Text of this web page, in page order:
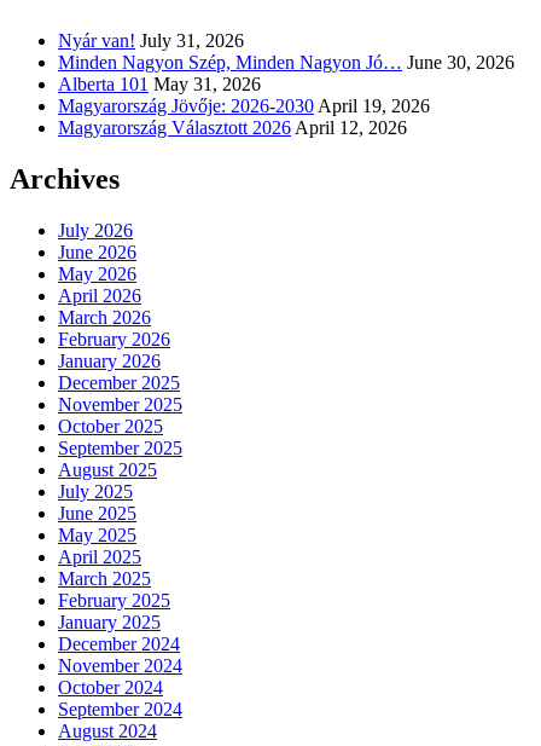
Nyár van! July 31, 2026
Minden Nagyon Szép, Minden Nagyon Jó… June 30, 2026
Alberta 101 May 31, 2026
Magyarország Jövője: 2026-2030 April 19, 2026
Magyarország Választott 2026 April 12, 2026
Archives
July 2026
June 2026
May 2026
April 2026
March 2026
February 2026
January 2026
December 2025
November 2025
October 2025
September 2025
August 2025
July 2025
June 2025
May 2025
April 2025
March 2025
February 2025
January 2025
December 2024
November 2024
October 2024
September 2024
August 2024